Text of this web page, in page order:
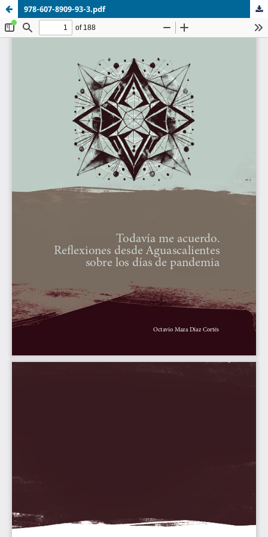
978-607-8909-93-3.pdf